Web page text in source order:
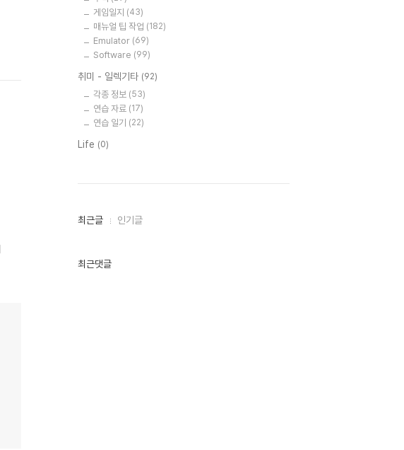
게임일지 (43)
매뉴얼 팁 작업 (182)
Emulator (69)
Software (99)
취미 - 일렉기타 (92)
각종 정보 (53)
연습 자료 (17)
연습 일기 (22)
Life (0)
최
인
최근글 인기글
최근댓글